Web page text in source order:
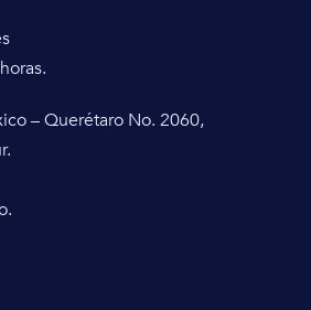
– Querétaro No. 2060,